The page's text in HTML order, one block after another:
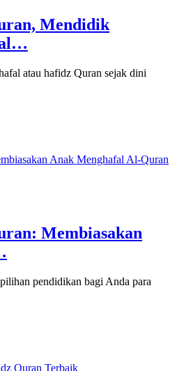
Mendidik
atau hafidz Quran sejak dini
Membiasakan
pendidikan bagi Anda para